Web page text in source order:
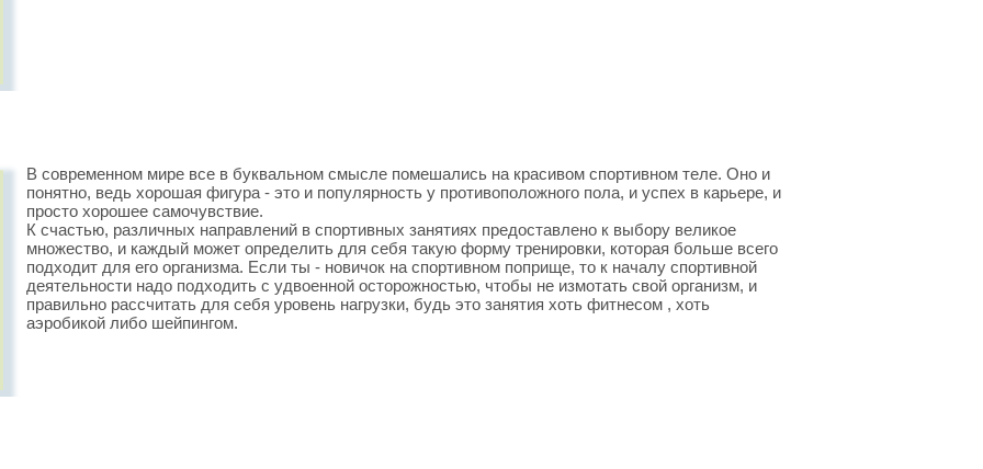
В современном мире все в буквальном смысле помешались на красивом спортивном теле. Оно и
понятно, ведь хорошая фигура - это и популярность у противоположного пола, и успех в карьере, и
просто хорошее самочувствие.
К счастью, различных направлений в спортивных занятиях предоставлено к выбору великое
множество, и каждый может определить для себя такую форму тренировки, которая больше всего
подходит для его организма. Если ты - новичок на спортивном поприще, то к началу спортивной
деятельности надо подходить с удвоенной осторожностью, чтобы не измотать свой организм, и
правильно рассчитать для себя уровень нагрузки, будь это занятия хоть фитнесом , хоть
аэробикой либо шейпингом.